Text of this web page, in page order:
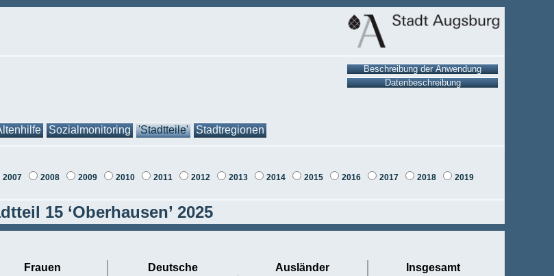
Sozialmonitoring 'Stadtteile' Stadtregionen
2007 2008 2009 2010 2011 2012 2013 2014 2015 2016 2017 2018
2019
15 ‘Oberhausen’ 2025
Frauen Deutsche Ausländer Insgesamt